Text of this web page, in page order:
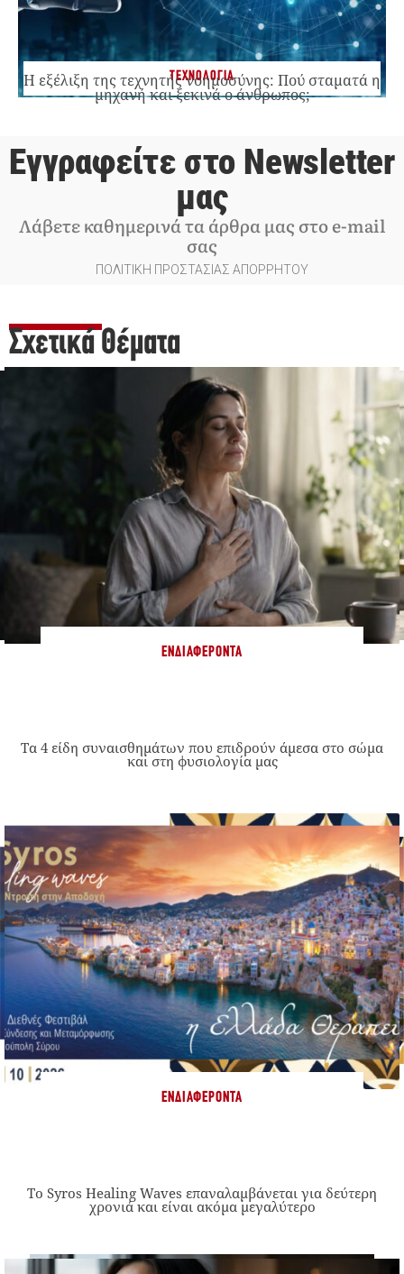
ΤΕΧΝΟΛΟΓΙΑ
Η εξέλιξη της τεχνητής νοημοσύνης: Πού σταματά η
μηχανή και ξεκινά ο άνθρωπος;
Εγγραφείτε στο Newsletter
μας
Λάβετε καθημερινά τα άρθρα μας στο e-mail
σας
ΠΟΛΙΤΙΚΗ ΠΡΟΣΤΑΣΙΑΣ ΑΠΟΡΡΗΤΟΥ
Σχετικά Θέματα
ΕΝΔΙΑΦΈΡΟΝΤΑ
Τα 4 είδη συναισθημάτων που επιδρούν άμεσα στο σώμα
και στη φυσιολογία μας
ΕΝΔΙΑΦΈΡΟΝΤΑ
Το Syros Healing Waves επαναλαμβάνεται για δεύτερη
χρονιά και είναι ακόμα μεγαλύτερο